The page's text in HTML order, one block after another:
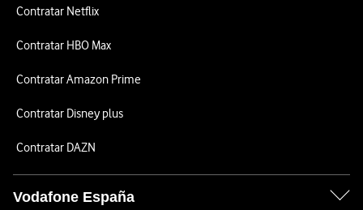
Contratar Netflix
Contratar HBO Max
Contratar Amazon Prime
Contratar Disney plus
Contratar DAZN
Vodafone España